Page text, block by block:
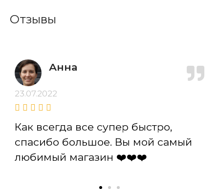
Отзывы
Анна
23.07.2022
Как всегда все супер быстро,
спасибо большое. Вы мой самый
любимый магазин ❤️❤️❤️